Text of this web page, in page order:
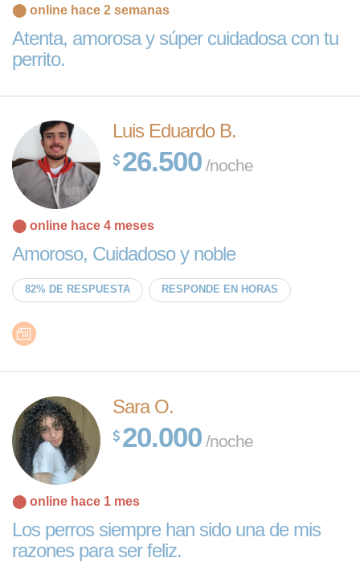
⬤ online hace 2 semanas
Atenta, amorosa y súper cuidadosa con tu
perrito.
Luis Eduardo B.
26.500 /noche
⬤ online hace 4 meses
Amoroso, Cuidadoso y noble
82% DE RESPUESTA RESPONDE EN HORAS
Sara O.
20.000 /noche
⬤ online hace 1 mes
Los perros siempre han sido una de mis
razones para ser feliz.